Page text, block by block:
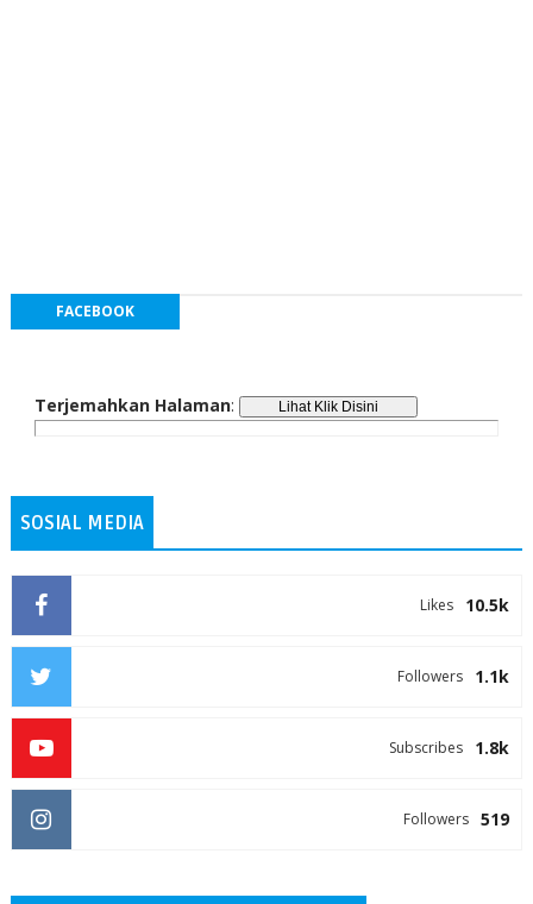
FACEBOOK
Terjemahkan Halaman:
SOSIAL MEDIA
10.5k
Likes
1.1k
Followers
1.8k
Subscribes
519
Followers